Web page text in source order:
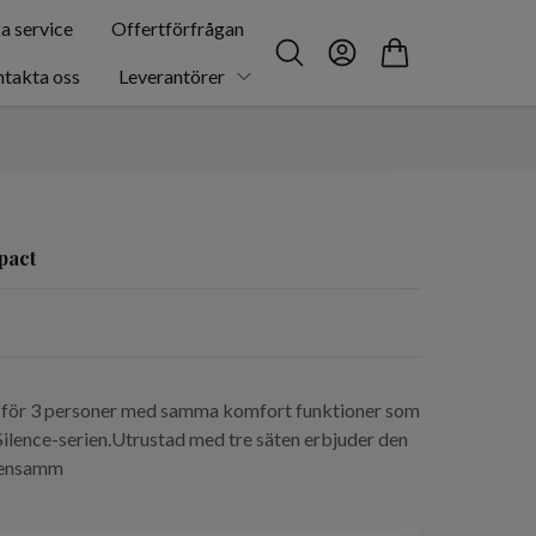
service Offertförfrågan
oss Leverantörer
3 personer med samma komfort funktioner som
serien.Utrustad med tre säten erbjuder den